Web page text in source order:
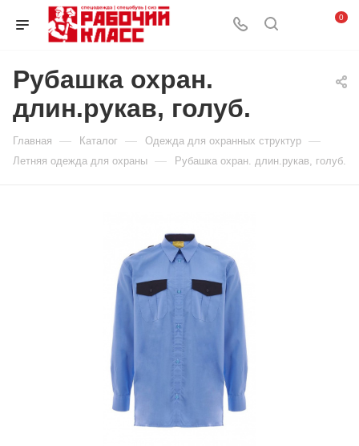
0
Рубашка охран.
длин.рукав, голуб.
Главная — Каталог — Одежда для охранных структур —
Летняя одежда для охраны — Рубашка охран. длин.рукав, голуб.